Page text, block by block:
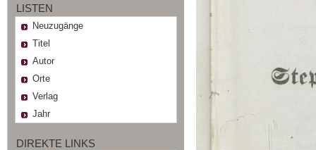
LISTEN
Neuzugänge
Titel
Autor
Orte
Verlag
Jahr
DIREKTE LINKS